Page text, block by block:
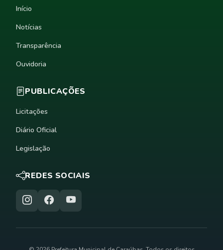
Início
Notícias
Transparência
Ouvidoria
PUBLICAÇÕES
Licitações
Diário Oficial
Legislação
REDES SOCIAIS